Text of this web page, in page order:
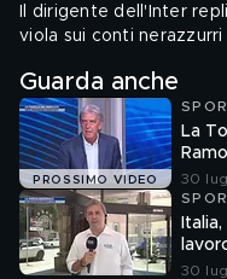
Il dirigente dell'Inter
viola sui conti nerazzurri
Guarda anche
PROSSIMO VIDEO
La
30 lug
30 lug